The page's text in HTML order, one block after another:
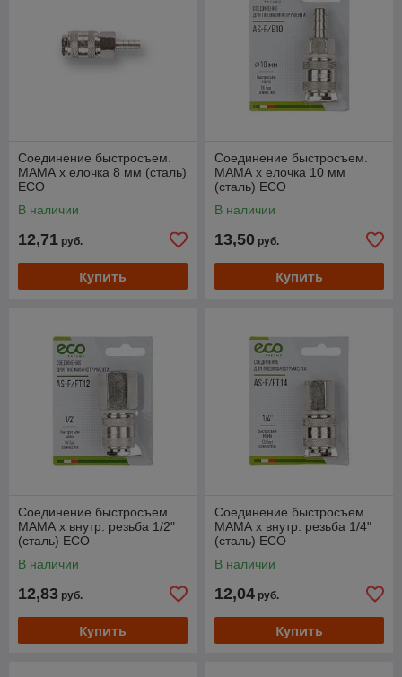
Соединение быстросъем.
МАМА х елочка 8 мм (сталь)
ECO
В наличии
12,71 руб.
Купить
Соединение быстросъем.
МАМА х елочка 10 мм
(сталь) ECO
В наличии
13,50 руб.
Купить
Соединение быстросъем.
МАМА х внутр. резьба 1/2"
(сталь) ECO
В наличии
12,83 руб.
Купить
Соединение быстросъем.
МАМА х внутр. резьба 1/4"
(сталь) ECO
В наличии
12,04 руб.
Купить